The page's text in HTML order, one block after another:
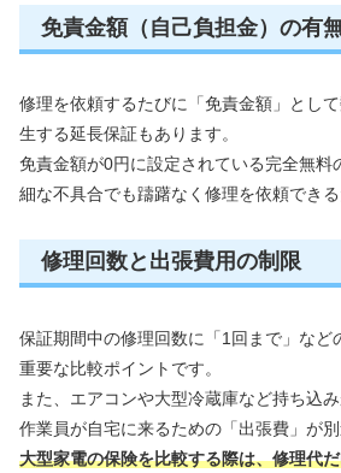
免責金額（自己負担金）の有
修理を依頼するたびに「免責金額」とし
生する延長保証もあります。
免責金額が0円に設定されている完全無料
細な不具合でも躊躇なく修理を依頼できる
修理回数と出張費用の制限
保証期間中の修理回数に「1回まで」など
重要な比較ポイントです。
また、エアコンや大型冷蔵庫など持ち込
作業員が自宅に来るための「出張費」が別
大型家電の保険を比較する際は、修理代